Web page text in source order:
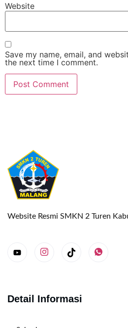
Website
Save my name, email, and
the next time I comment.
Website Resmi SMKN 2 Turen
Detail Informasi